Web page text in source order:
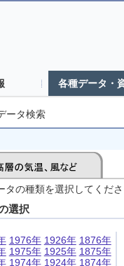
各種データ・
ータ検索
タの種類を選択してくだ
選択
1976年
1975年
1974年
1926年
1925年
1924年
1876年
1875年
1874年